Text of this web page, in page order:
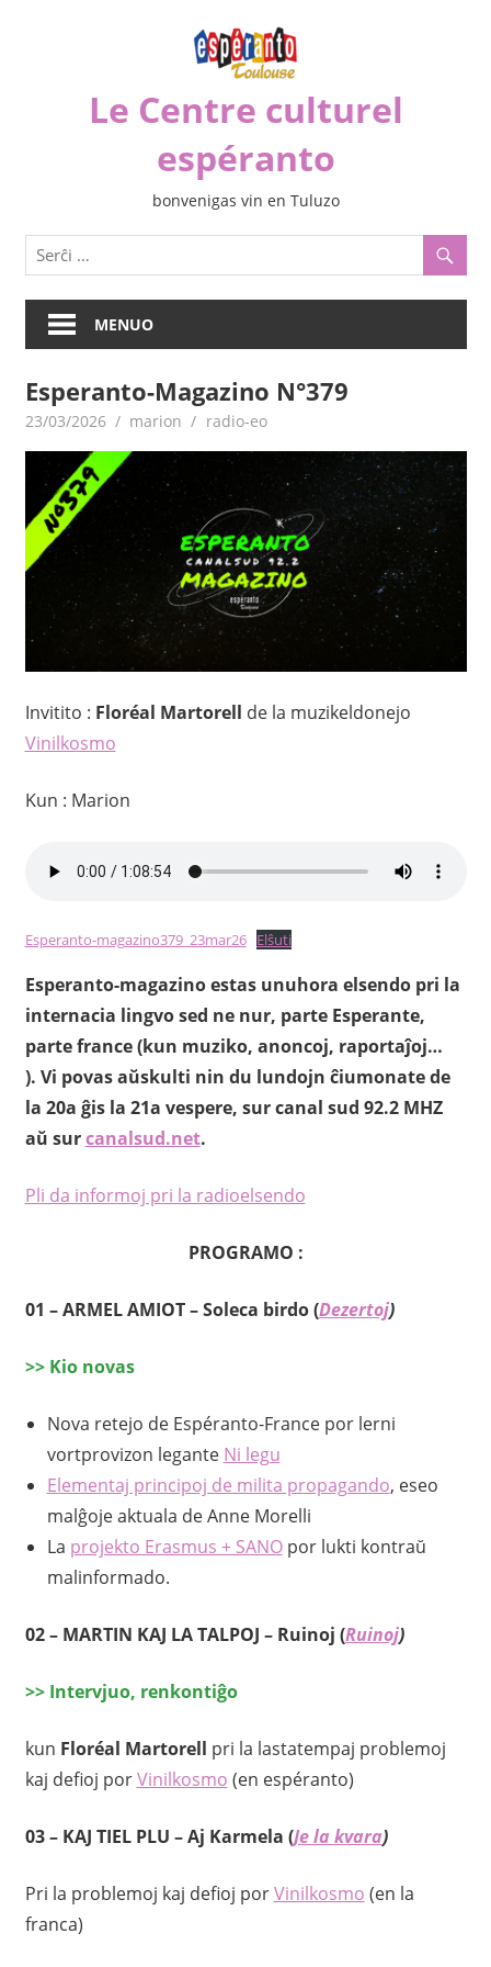
Le Centre culturel
espéranto
bonvenigas vin en Tuluzo
MENUO
Esperanto-Magazino N°379
23/03/2026 marion radio-eo
Invitito : Floréal Martorell de la muzikeldonejo
Vinilkosmo
Kun : Marion
Esperanto-magazino379_23mar26 Elŝuti
Esperanto-magazino estas unuhora elsendo pri la
internacia lingvo sed ne nur, parte Esperante,
parte france (kun muziko, anoncoj, raportaĵoj…
). Vi povas aŭskulti nin du lundojn ĉiumonate de
la 20a ĝis la 21a vespere, sur canal sud 92.2 MHZ
aŭ surcanalsud.net.
Pli da informoj pri la radioelsendo
PROGRAMO :
01 –ARMEL AMIOT – Soleca birdo (Dezertoj)
>>Kio novas
Nova retejo de Espéranto-France por lerni
vortprovizon legante Ni legu
Elementaj principoj de milita propagando, eseo
malĝoje aktuala de Anne Morelli
La projekto Erasmus + SANOpor lukti kontraŭ
malinformado.
02 – MARTIN KAJ LA TALPOJ – Ruinoj (Ruinoj)
>> Intervjuo, renkontiĝo
kun Floréal Martorell pri la lastatempaj problemoj
kaj defioj porVinilkosmo (en espéranto)
03 – KAJ TIEL PLU – Aj Karmela (Je la kvara)
Pri la problemoj kaj defioj porVinilkosmo (en la
franca)